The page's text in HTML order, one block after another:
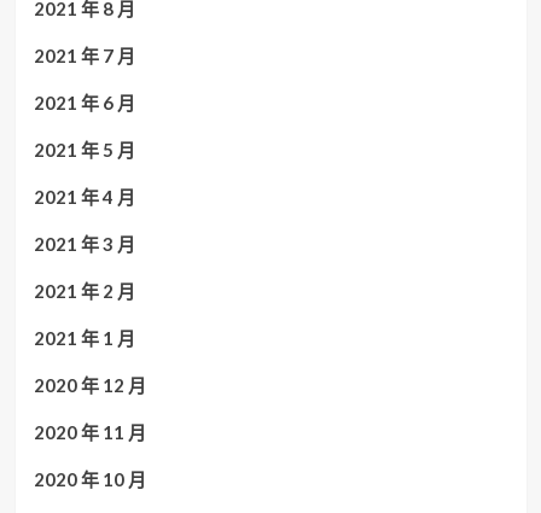
2021 年 8 月
2021 年 7 月
2021 年 6 月
2021 年 5 月
2021 年 4 月
2021 年 3 月
2021 年 2 月
2021 年 1 月
2020 年 12 月
2020 年 11 月
2020 年 10 月